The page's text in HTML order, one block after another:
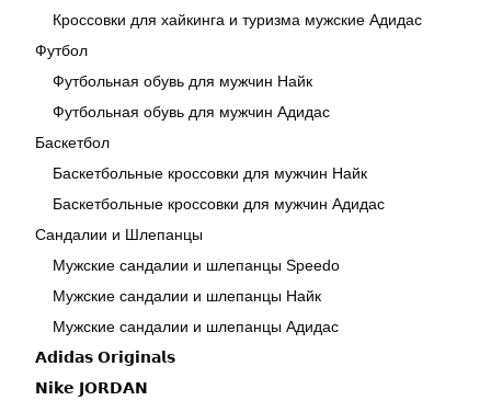
Кроссовки для хайкинга и туризма мужские Адидас
Футбол
Футбольная обувь для мужчин Найк
Футбольная обувь для мужчин Адидас
Баскетбол
Баскетбольные кроссовки для мужчин Найк
Баскетбольные кроссовки для мужчин Адидас
Сандалии и Шлепанцы
Мужские сандалии и шлепанцы Speedo
Мужские сандалии и шлепанцы Найк
Мужские сандалии и шлепанцы Адидас
𝗔𝗱𝗶𝗱𝗮𝘀 𝗢𝗿𝗶𝗴𝗶𝗻𝗮𝗹𝘀
𝗡𝗶𝗸𝗲 𝗝𝗢𝗥𝗗𝗔𝗡